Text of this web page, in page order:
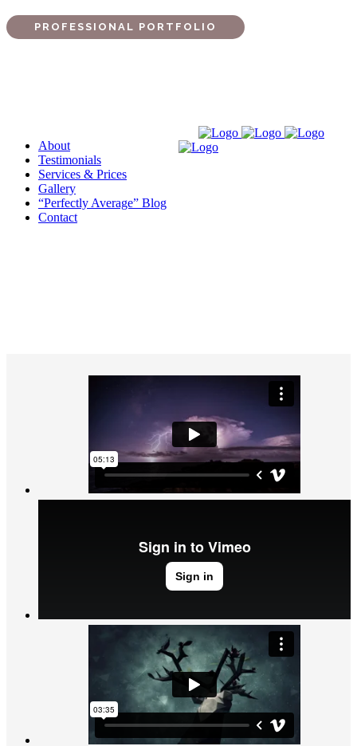
PROFESSIONAL PORTFOLIO
About
Testimonials
Services & Prices
Gallery
“Perfectly Average” Blog
Contact